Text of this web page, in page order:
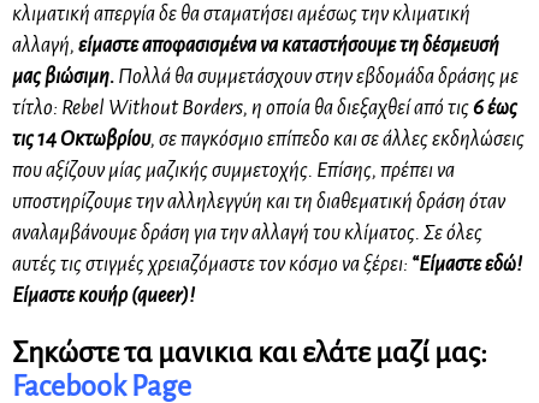
κλιματική απεργία δε θα σταματήσει αμέσως την κλιματική
αλλαγή, είμαστε αποφασισμένα να καταστήσουμε τη δέσμευσή
μας βιώσιμη. Πολλά θα συμμετάσχουν στην εβδομάδα δράσης με
τίτλο: Rebel Without Borders, η οποία θα διεξαχθεί από τις6 έως
τις 14 Οκτωβρίου, σε παγκόσμιο επίπεδο και σε άλλες εκδηλώσεις
που αξίζουν μίας μαζικής συμμετοχής. Επίσης, πρέπει να
υποστηρίζουμε την αλληλεγγύη και τη διαθεματική δράση όταν
αναλαμβάνουμε δράση για την αλλαγή του κλίματος. Σε όλες
αυτές τις στιγμές χρειαζόμαστε τον κόσμο να ξέρει: “Είμαστε εδώ!
Είμαστεκουήρ(queer)!
Σηκώστε τα μανικια και ελάτε μαζί μας:
Facebook Page